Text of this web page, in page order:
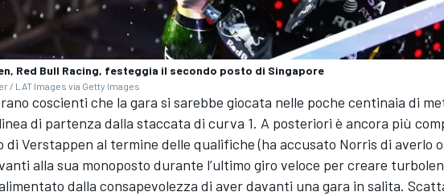
Red Bull Racing, festeggia il secondo posto di Singapore
/ LAT Images via Getty Images
coscienti che la gara si sarebbe giocata nelle poche centinaia di
di partenza dalla staccata di curva 1. A posteriori è ancora più
di Verstappen al termine delle qualifiche (ha accusato Norris di averlo
alla sua monoposto durante l’ultimo giro veloce per creare
dalla consapevolezza di aver davanti una gara in salita.